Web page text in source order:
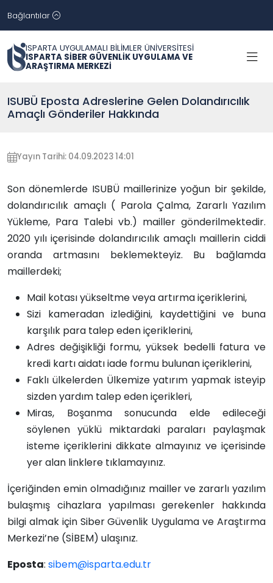
Bağlantılar
ISPARTA UYGULAMALI BİLİMLER ÜNİVERSİTESİ
ISPARTA SİBER GÜVENLİK UYGULAMA VE
ARAŞTIRMA MERKEZİ
ISUBÜ Eposta Adreslerine Gelen Dolandırıcılık
Amaçlı Gönderiler Hakkında
Yayın Tarihi: 04.09.2023 14:01
Son dönemlerde ISUBÜ maillerinize yoğun bir şekilde,
dolandırıcılık amaçlı ( Parola Çalma, Zararlı Yazılım
Yükleme, Para Talebi vb.) mailler gönderilmektedir.
2020 yılı içerisinde dolandırıcılık amaçlı maillerin ciddi
oranda artmasını beklemekteyiz. Bu bağlamda
maillerdeki;
Mail kotası yükseltme veya artırma içeriklerini,
Sizi kameradan izlediğini, kaydettiğini ve buna
karşılık para talep eden içeriklerini,
Adres değişikliği formu, yüksek bedelli fatura ve
kredi kartı aidatı iade formu bulunan içeriklerini,
Faklı ülkelerden Ülkemize yatırım yapmak isteyip
sizden yardım talep eden içerikleri,
Miras, Boşanma sonucunda elde edileceği
söylenen yüklü miktardaki paraları paylaşmak
isteme içeriklerini dikkate almayınız ve içerisinde
yer alan linklere tıklamayınız.
İçeriğinden emin olmadığınız mailler ve zararlı yazılım
bulaşmış cihazlara yapılması gerekenler hakkında
bilgi almak için Siber Güvenlik Uygulama ve Araştırma
Merkezi’ne (SİBEM) ulaşınız.
Eposta: sibem@isparta.edu.tr